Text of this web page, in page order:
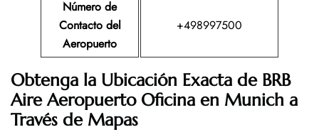
Número de
Contacto del
Aeropuerto
+498997500
Obtenga la Ubicación Exacta de BRB
Aire Aeropuerto Oficina en Munich a
Través de Mapas